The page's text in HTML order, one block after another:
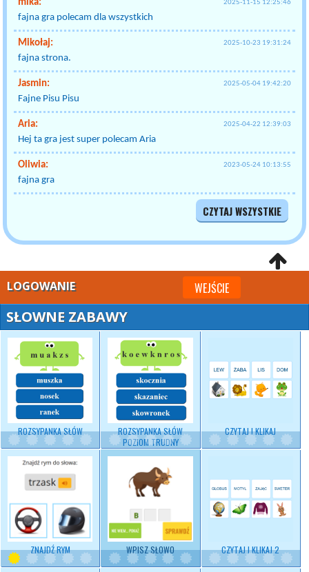
mika: 2025-11-15 12:25:46
fajna gra polecam dla wszystkich
Mikołaj: 2025-10-23 19:31:24
fajna strona.
Jasmin: 2025-05-04 19:42:20
Fajne Pisu Pisu
Aria: 2025-04-22 12:39:03
Hej ta gra jest super polecam Aria
Oliwia: 2023-05-24 10:13:55
fajna gra
CZYTAJ WSZYSTKIE
LOGOWANIE WEJŚCIE
SŁOWNE ZABAWY
ROZSYPANKA SŁÓW
ROZSYPANKA SŁÓW
POZIOM TRUDNY
CZYTAJ I KLIKAJ
ZNAJDŹ RYM WPISZ SŁOWO CZYTAJ I KLIKAJ 2